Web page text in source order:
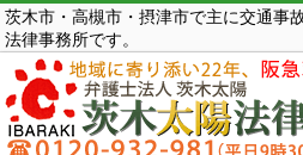
コ
ン
テ
ン
ツ
茨木市・高槻市・摂津市で主に交通事
法律事務所です。